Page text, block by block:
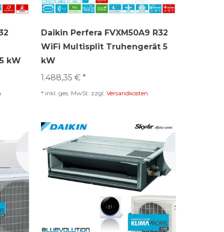
kW
Daikin Perfera FVXM50A9 R32
WiFi Multisplit Truhengerät 5
kW
1.488,35 € *
* inkl. ges. MwSt. zzgl. Versandkosten